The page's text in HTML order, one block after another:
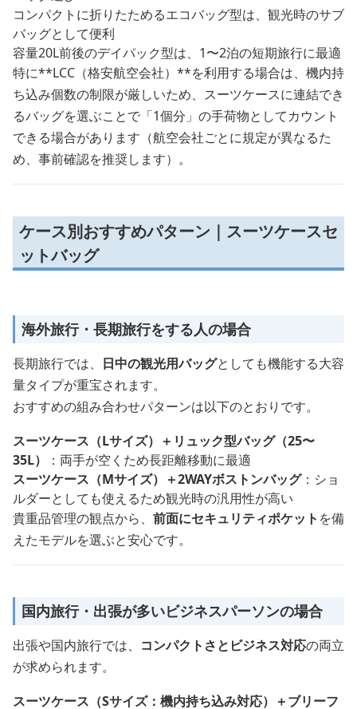
コンパクトに折りたためるエコバッグ型は、観光時のサブ
バッグとして便利
容量20L前後のデイパック型は、1〜2泊の短期旅行に最適
特に**LCC（格安航空会社）**を利用する場合は、機内持
ち込み個数の制限が厳しいため、スーツケースに連結でき
るバッグを選ぶことで「1個分」の手荷物としてカウント
できる場合があります（航空会社ごとに規定が異なるた
め、事前確認を推奨します）。
ケース別おすすめパターン｜スーツケースセ
ットバッグ
海外旅行・長期旅行をする人の場合
長期旅行では、 日中の観光用バッグとしても機能する大容
量タイプが重宝されます。
おすすめの組み合わせパターンは以下のとおりです。
スーツケース（Lサイズ）＋リュック型バッグ（25〜
35L）
：両手が空くため長距離移動に最適
スーツケース（Mサイズ）＋2WAYボストンバッグ：ショ
ルダーとしても使えるため観光時の汎用性が高い
貴重品管理の観点から、 前面にセキュリティポケット を備
えたモデルを選ぶと安心です。
国内旅行・出張が多いビジネスパーソンの場合
出張や国内旅行では、 コンパクトさとビジネス対応の両立
が求められます。
スーツケース（Sサイズ：機内持ち込み対応）＋ブリーフ